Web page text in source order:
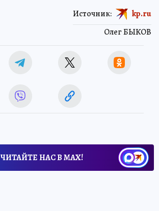
Олег БЫКОВ
Источник: kp.ru
ЧИТАЙТЕ НАС В МАХ!